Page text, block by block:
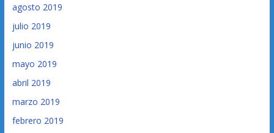
agosto 2019
julio 2019
junio 2019
mayo 2019
abril 2019
marzo 2019
febrero 2019